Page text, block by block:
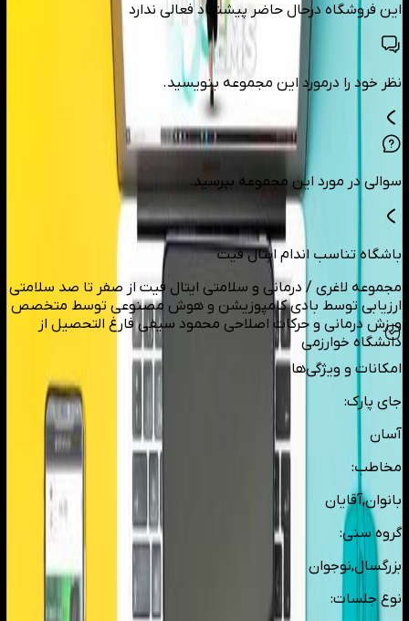
این فروشگاه درحال حاضر پیشنهاد فعالی ندارد
نظر خود را درمورد این مجموعه بنویسید.
سوالی در مورد این مجموعه بپرسید.
باشگاه تناسب اندام ایتال فیت
مجموعه لاغری / درمانی و سلامتی ایتال فیت از صفر تا صد سلامتی
ارزیابی توسط بادی کامپوزیشن و هوش مصنوعی توسط متخصص
ورزش درمانی و حرکات اصلاحی محمود سیفی فارغ التحصیل از
دانشگاه خوارزمی
امکانات و ویژگی‌ها
جای پارک:
آسان
مخاطب:
بانوان,آقایان
گروه سنی:
بزرگسال,نوجوان
نوع جلسات: